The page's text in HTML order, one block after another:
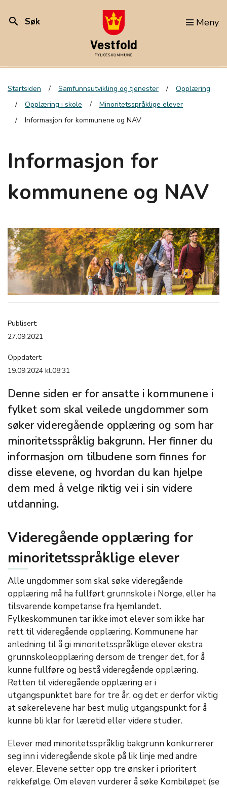
search Søk Meny
Startsiden Samfunnsutvikling og tjenester
Opplæring
Opplæring i skole
Minoritetsspråklige elever
Informasjon for kommunene og NAV
Informasjon for
kommunene og NAV
Publisert:
27.09.2021
Oppdatert:
19.09.2024 kl.08:31
Denne siden er for ansatte i kommunene i
fylket som skal veilede ungdommer som
søker videregående opplæring og som har
minoritetsspråklig bakgrunn. Her finner du
informasjon om tilbudene som finnes for
disse elevene, og hvordan du kan hjelpe
dem med å velge riktig vei i sin videre
utdanning.
Videregående opplæring for
minoritetsspråklige elever
Alle ungdommer som skal søke videregående
opplæring må ha fullført grunnskole i Norge, eller ha
tilsvarende kompetanse fra hjemlandet.
Fylkeskommunen tar ikke imot elever som ikke har
rett til videregående opplæring. Kommunene har
anledning til å gi minoritetsspråklige elever ekstra
grunnskoleopplæring dersom de trenger det, for å
kunne fullføre og bestå videregående opplæring.
Retten til videregående opplæring er i
utgangspunktet bare for tre år, og det er derfor viktig
at søkerelevene har best mulig utgangspunkt for å
kunne bli klar for læretid eller videre studier.
Elever med minoritetsspråklig bakgrunn konkurrerer
seg inn i videregående skole på lik linje med andre
elever. Elevene setter opp tre ønsker i prioritert
rekkefølge. Om eleven vurderer å søke Kombiløpet (se